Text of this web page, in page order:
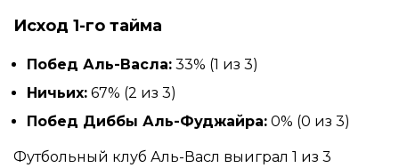
Исход 1-го тайма
Побед Аль-Васла: 33% (1 из 3)
Ничьих: 67% (2 из 3)
Побед Диббы Аль-Фуджайра: 0% (0 из 3)
Футбольный клуб Аль-Васл выиграл 1 из 3